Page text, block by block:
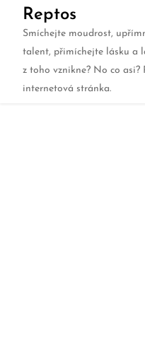
Reptos
Smíchejte moudrost,
talent, přimíchejte lásku a
z toho vznikne? No co asi?
internetová stránka.
Automatizace